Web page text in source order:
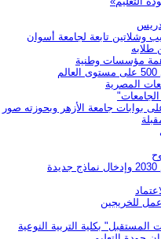
وشلاتين تابعة لجامعة أسوان
المصرية
بوابات جامعة الأزهر وبحوزته صور
للخريجين
بكلية التربية النوعية